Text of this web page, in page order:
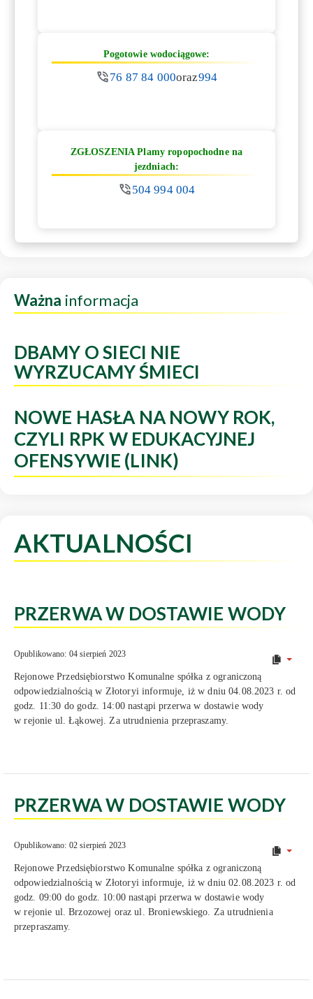
Pogotowie wodociągowe:
76 87 84 000oraz994
ZGŁOSZENIA Plamy ropopochodne na
jezdniach:
504 994 004
Ważna informacja
DBAMY O SIECI NIE
WYRZUCAMY ŚMIECI
NOWE HASŁA NA NOWY ROK,
CZYLI RPK W EDUKACYJNEJ
OFENSYWIE (LINK)
AKTUALNOŚCI
PRZERWA W DOSTAWIE WODY
Opublikowano: 04 sierpień 2023
Rejonowe Przedsiębiorstwo Komunalne spółka z ograniczoną
odpowiedzialnością w Złotoryi informuje, iż w dniu 04.08.2023 r. od
godz. 11:30 do godz. 14:00 nastąpi przerwa w dostawie wody
w rejonie ul. Łąkowej. Za utrudnienia przepraszamy.
PRZERWA W DOSTAWIE WODY
Opublikowano: 02 sierpień 2023
Rejonowe Przedsiębiorstwo Komunalne spółka z ograniczoną
odpowiedzialnością w Złotoryi informuje, iż w dniu 02.08.2023 r. od
godz. 09:00 do godz. 10:00 nastąpi przerwa w dostawie wody
w rejonie ul. Brzozowej oraz ul. Broniewskiego. Za utrudnienia
przepraszamy.